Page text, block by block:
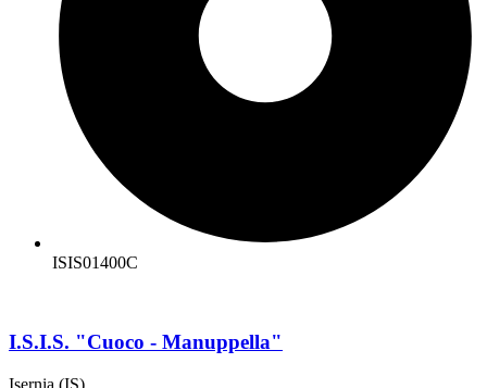
ISIS01400C
I.S.I.S. "Cuoco - Manuppella"
Isernia (IS)